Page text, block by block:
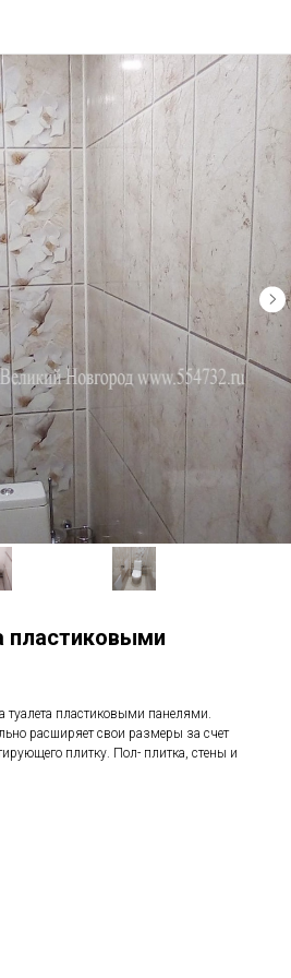
пластиковыми
туалета пластиковыми панелями.
расширяет свои размеры за счет
плитку. Пол- плитка, стены и